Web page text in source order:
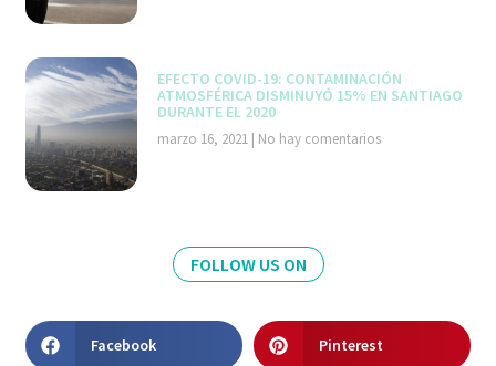
EFECTO COVID-19: CONTAMINACIÓN
ATMOSFÉRICA DISMINUYÓ 15% EN SANTIAGO
DURANTE EL 2020
marzo 16, 2021 No hay comentarios
FOLLOW US ON
Facebook Pinterest